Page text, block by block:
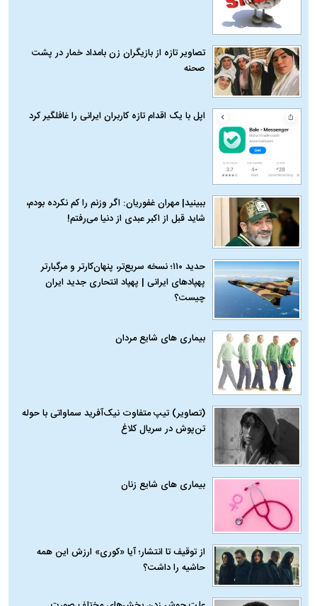
تصاویر تازه از بازیگران زن بامداد خمار در پشت
صحنه
اپل با یک اقدام تازه کاربران ایرانی را غافلگیر کرد
ببینید| مهران غفوریان: اگر وزنم را کم نکرده بودم،
شاید قبل از اکبر عبدی از دنیا می‌رفتم!
حدید ۱۱۰؛ نسخه سریع‌تر، پنهان‌کارتر و مرگبارتر
پهپادهای ایرانی | پهپاد انتحاری جدید ایران
چیست؟
بیماری‌ های شایع مردان
(تصاویر) تیپ متفاوت نیک‌آفرید سماواتی با حوله
تن‌پوش در سریال کلاغ
بیماری‌ های شایع زنان
از توقیف تا انتشار؛ آیا «کوری» ارزش این همه
حاشیه را داشت؟